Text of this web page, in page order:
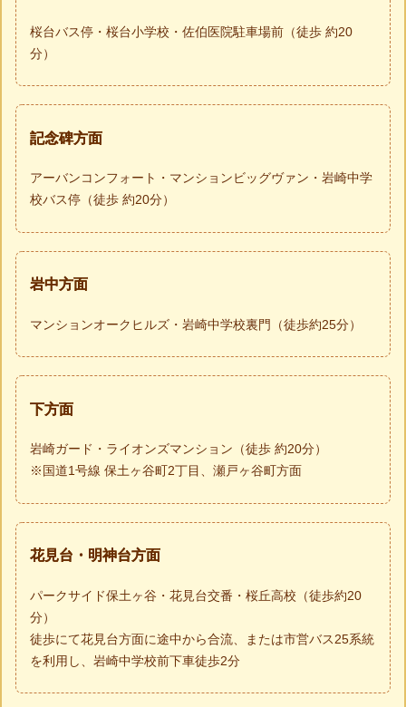
桜台バス停・桜台小学校・佐伯医院駐車場前（徒歩 約20
分）
記念碑方面
アーバンコンフォート・マンションビッグヴァン・岩崎中学
校バス停（徒歩 約20分）
岩中方面
マンションオークヒルズ・岩崎中学校裏門（徒歩約25分）
下方面
岩崎ガード・ライオンズマンション（徒歩 約20分）
※国道1号線 保土ヶ谷町2丁目、瀬戸ヶ谷町方面
花見台・明神台方面
パークサイド保土ヶ谷・花見台交番・桜丘高校（徒歩約20
分）
徒歩にて花見台方面に途中から合流、または市営バス25系統
を利用し、岩崎中学校前下車徒歩2分